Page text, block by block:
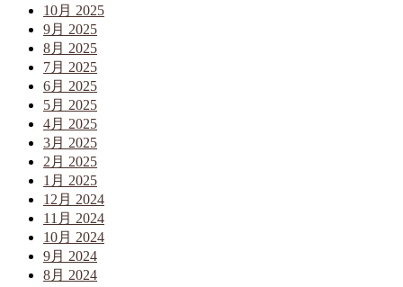
10月 2025
9月 2025
8月 2025
7月 2025
6月 2025
5月 2025
4月 2025
3月 2025
2月 2025
1月 2025
12月 2024
11月 2024
10月 2024
9月 2024
8月 2024